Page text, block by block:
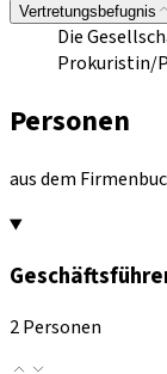
Vertretungsbefugnis
Die
Prokuristin/
Personen
aus dem
2 Personen